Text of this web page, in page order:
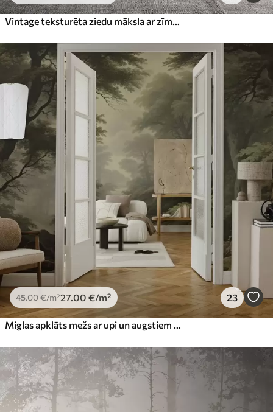
45.00€/m²27 .00 €/m² 23